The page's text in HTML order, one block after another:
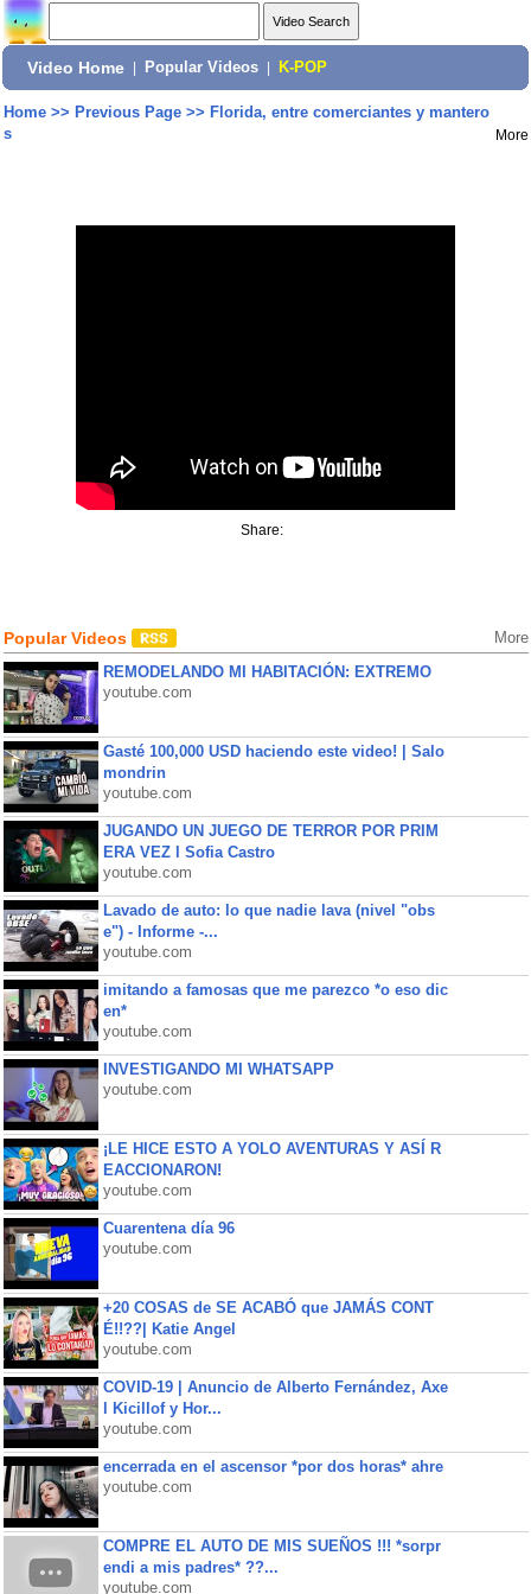
Video Home Popular Videos K-POP
Home>> Previous Page>> Florida, entre comerciantes y mantero
s
More
Share:
Popular Videos More
REMODELANDO MI HABITACIÓN: EXTREMO
youtube.com
Gasté 100,000 USD haciendo este video! | Salo
mondrin
youtube.com
JUGANDO UN JUEGO DE TERROR POR PRIM
ERA VEZ l Sofia Castro
youtube.com
Lavado de auto: lo que nadie lava (nivel "obs
e") - Informe -...
youtube.com
imitando a famosas que me parezco *o eso dic
en*
youtube.com
INVESTIGANDO MI WHATSAPP
youtube.com
¡LE HICE ESTO A YOLO AVENTURAS Y ASÍ R
EACCIONARON!
youtube.com
Cuarentena día 96
youtube.com
+20 COSAS de SE ACABÓ que JAMÁS CONT
É!!??| Katie Angel
youtube.com
COVID-19 | Anuncio de Alberto Fernández, Axe
l Kicillof y Hor...
youtube.com
encerrada en el ascensor *por dos horas* ahre
youtube.com
COMPRE EL AUTO DE MIS SUEÑOS !!! *sorpr
endi a mis padres* ??...
youtube.com